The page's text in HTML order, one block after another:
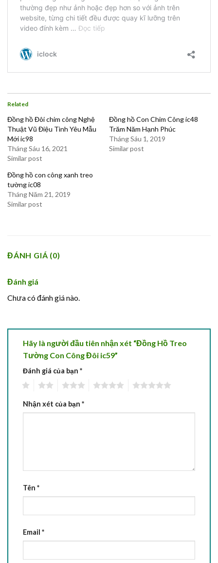
Related
Đồng hồ Đôi chim công Nghệ
Thuật Vũ Điệu Tình Yêu Mẫu
Mới ic98
Tháng Sáu 16, 2021
Similar post
Đồng hồ Con Chim Công ic48
Trăm Năm Hạnh Phúc
Tháng Sáu 1, 2019
Similar post
Đồng hồ con công xanh treo
tường ic08
Tháng Năm 21, 2019
Similar post
ĐÁNH GIÁ (0)
Đánh giá
Chưa có đánh giá nào.
Hãy là người đầu tiên nhận xét “Đồng Hồ Treo
Tường Con Công Đôi ic59”
Đánh giá của bạn *
Nhận xét của bạn *
Tên *
Email *